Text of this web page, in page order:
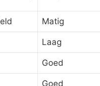
Matig
Laag
Goed
Goed